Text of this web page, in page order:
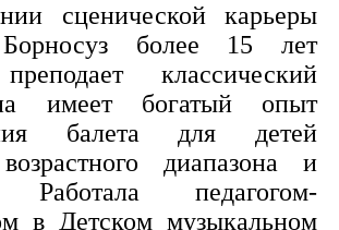
сценической карьеры
Борносуз более 15 лет
классический
имеет богатый опыт
балета для детей
диапазона и
Работала педагогом-
в Детском музыкальном